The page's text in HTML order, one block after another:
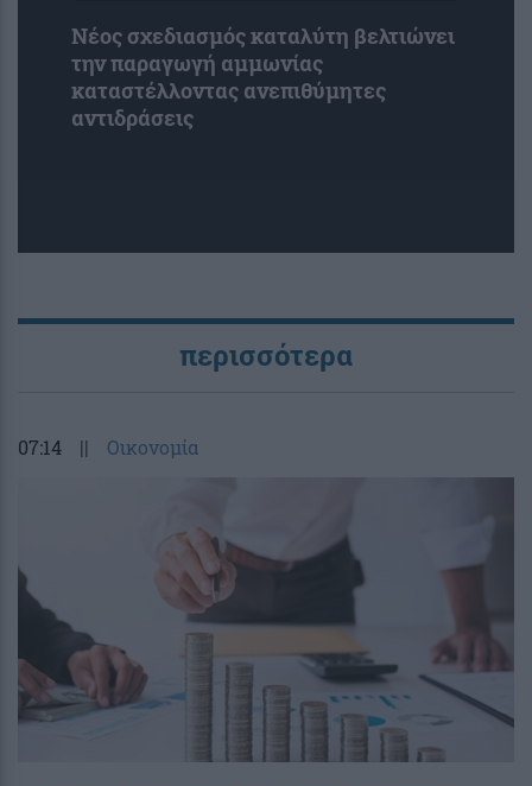
Νέος σχεδιασμός καταλύτη βελτιώνει
την παραγωγή αμμωνίας
καταστέλλοντας ανεπιθύμητες
αντιδράσεις
περισσότερα
07:14 || Οικονομία